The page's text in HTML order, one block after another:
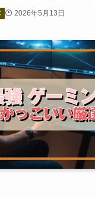
2026年5月13日